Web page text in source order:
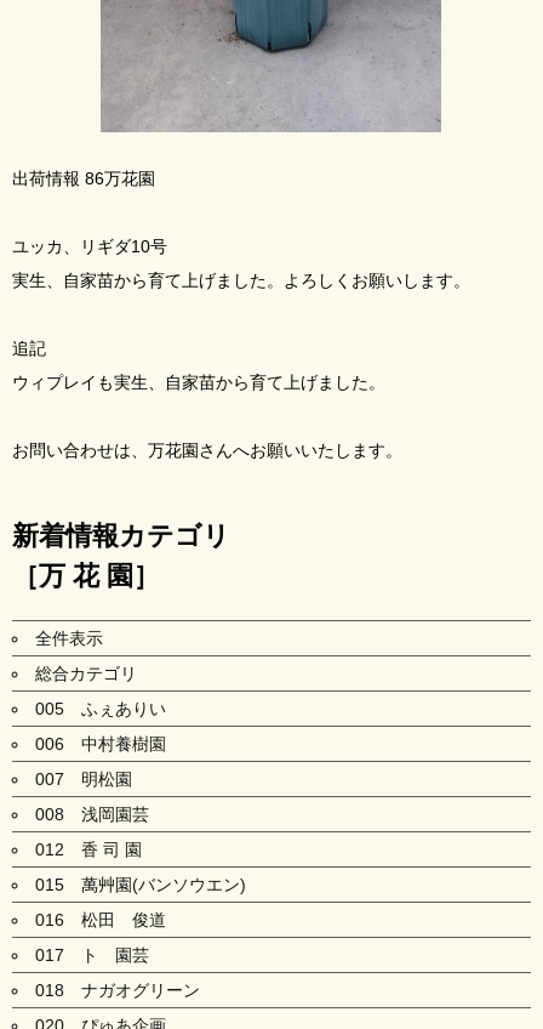
出荷情報 86万花園
ユッカ、リギダ10号
実生、自家苗から育て上げました。よろしくお願いします。
追記
ウィプレイも実生、自家苗から育て上げました。
お問い合わせは、万花園さんへお願いいたします。
新着情報カテゴリ
［万 花 園］
全件表示
総合カテゴリ
005 ふぇありい
006 中村養樹園
007 明松園
008 浅岡園芸
012 香 司 園
015 萬艸園(バンソウエン)
016 松田 俊道
017 ト 園芸
018 ナガオグリーン